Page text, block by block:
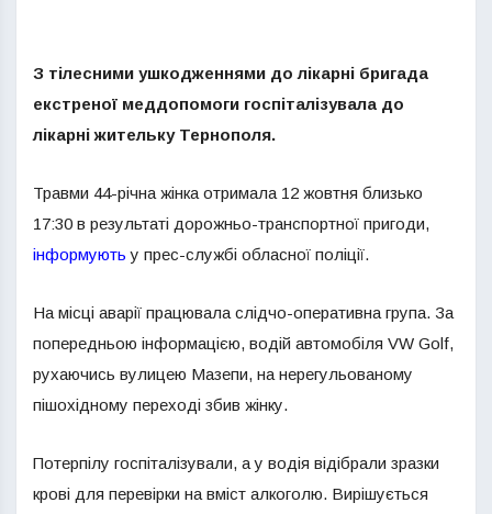
З тілесними ушкодженнями до лікарні бригада
екстреної меддопомоги госпіталізувала до
лікарні жительку Тернополя.
Травми 44-річна жінка отримала 12 жовтня близько
17:30 в результаті дорожньо-транспортної пригоди,
інформують у прес-службі обласної поліції.
На місці аварії працювала слідчо-оперативна група. За
попередньою інформацією, водій автомобіля VW Golf,
рухаючись вулицею Мазепи, на нерегульованому
пішохідному переході збив жінку.
Потерпілу госпіталізували, а у водія відібрали зразки
крові для перевірки на вміст алкоголю. Вирішується